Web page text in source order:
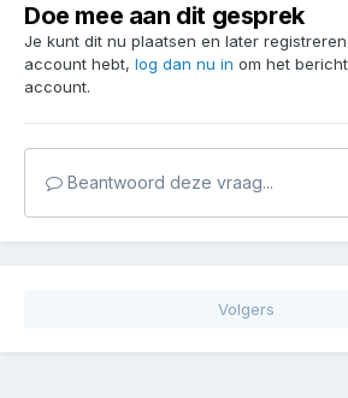
Doe mee aan dit gesprek
Je kunt dit nu plaatsen en later
account hebt, log dan nu in om het
account.
Beantwoord deze vraag...
Volgers